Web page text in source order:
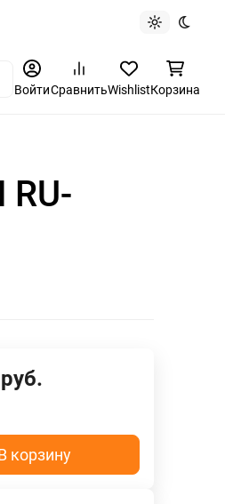
Light theme
Dark
ВойтиСравнитьWishlistКорзина
руб.
корзину